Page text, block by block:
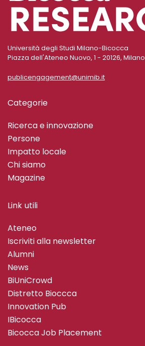
Università degli Studi Milano-Bicocca
Piazza dell'Ateneo Nuovo, 1 - 20126, Milano
publicengagement@unimib.it
Categorie
Ricerca e innovazione
Persone
Impatto locale
Chi siamo
Magazine
Link utili
Ateneo
Iscriviti alla newsletter
Alumni
News
BiUniCrowd
Distretto Bioccca
Innovation Pub
IBicocca
Bicocca Job Placement